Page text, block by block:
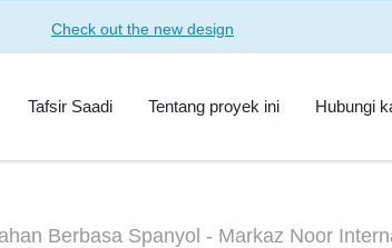
Check out the new design
Tafsir Saadi Tentang proyek ini Hubungi
Berbasa Spanyol - Markaz Noor